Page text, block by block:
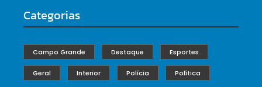
Categorias
Campo Grande Destaque Esportes
Geral Interior Polícia Política